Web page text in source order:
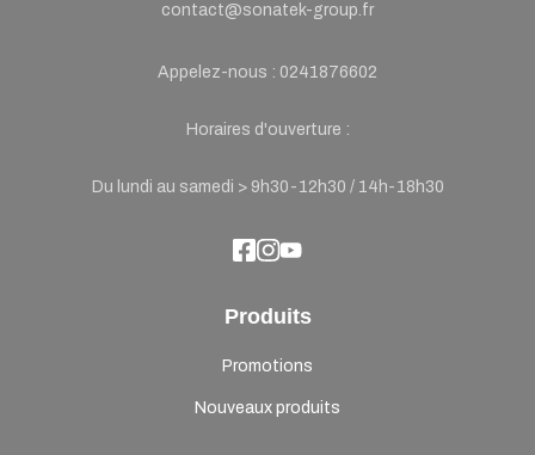
contact@sonatek-group.fr
Appelez-nous : 0241876602
Horaires d'ouverture :
Du lundi au samedi > 9h30-12h30 / 14h-18h30
Produits
Promotions
Nouveaux produits